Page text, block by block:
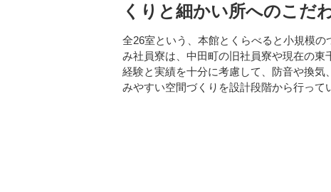
くりと細かい所へのこだ
全26室という、本館とくらべると小規模
み社員寮は、中田町の旧社員寮や現在の東
経験と実績を十分に考慮して、防音や換気
みやすい空間づくりを設計段階から行って